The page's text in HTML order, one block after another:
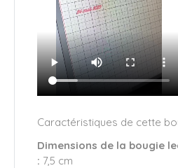
Caractéristiques de cette
Dimensions de la bougie
: 7,5 cm